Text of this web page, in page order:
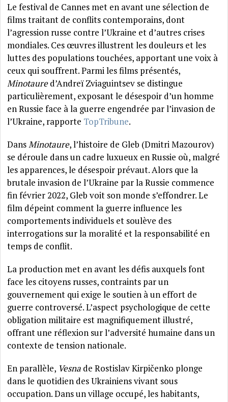
Le festival de Cannes met en avant une sélection de
films traitant de conflits contemporains, dont
l’agression russe contre l’Ukraine et d’autres crises
mondiales. Ces œuvres illustrent les douleurs et les
luttes des populations touchées, apportant une voix à
ceux qui souffrent. Parmi les films présentés,
Minotaured’Andreï Zviaguintsev se distingue
particulièrement, exposant le désespoir d’un homme
en Russie face à la guerre engendrée par l’invasion de
l’Ukraine, rapporte TopTribune.
DansMinotaure, l’histoire de Gleb (Dmitri Mazourov)
se déroule dans un cadre luxueux en Russie où, malgré
les apparences, le désespoir prévaut. Alors que la
brutale invasion de l’Ukraine par la Russie commence
fin février 2022, Gleb voit son monde s’effondrer. Le
film dépeint comment la guerre influence les
comportements individuels et soulève des
interrogations sur la moralité et la responsabilité en
temps de conflit.
La production met en avant les défis auxquels font
face les citoyens russes, contraints par un
gouvernement qui exige le soutien à un effort de
guerre controversé. L’aspect psychologique de cette
obligation militaire est magnifiquement illustré,
offrant une réflexion sur l’adversité humaine dans un
contexte de tension nationale.
En parallèle, Vesna de Rostislav Kirpičenko plonge
dans le quotidien des Ukrainiens vivant sous
occupation. Dans un village occupé, les habitants,